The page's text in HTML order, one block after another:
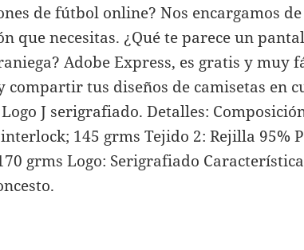
de fútbol online? Nos encargamos
que necesitas. ¿Qué te parece un
Adobe Express, es gratis y muy
compartir tus diseños de camisetas en
J serigrafiado. Detalles:
145 grms Tejido 2: Rejilla 95%
grms Logo: Serigrafiado